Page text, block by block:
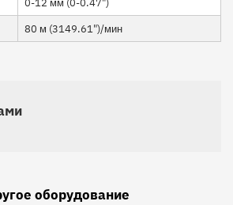
0-12 мм (0-0.47")
80 м (3149.61")/мин
оборудование